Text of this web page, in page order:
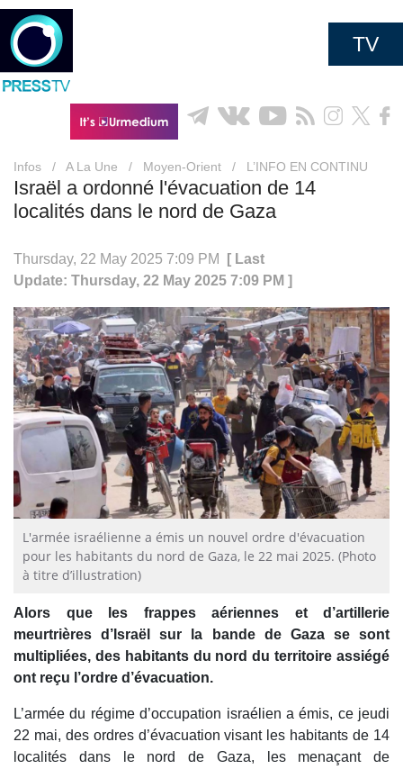
TV
Infos / A La Une / Moyen-Orient / L’INFO EN CONTINU
Israël a ordonné l'évacuation de 14
localités dans le nord de Gaza
Thursday, 22 May 2025 7:09 PM
[ Last
Update: Thursday, 22 May 2025 7:09 PM ]
L'armée israélienne a émis un nouvel ordre d'évacuation
pour les habitants du nord de Gaza, le 22 mai 2025. (Photo
à titre d’illustration)
Alors que les frappes aériennes et d’artillerie
meurtrières d’Israël sur la bande de Gaza se sont
multipliées, des habitants du nord du territoire assiégé
ont reçu l’ordre d’évacuation.
L’armée du régime d’occupation israélien a émis, ce jeudi
22 mai, des ordres d’évacuation visant les habitants de 14
localités dans le nord de Gaza, les menaçant de